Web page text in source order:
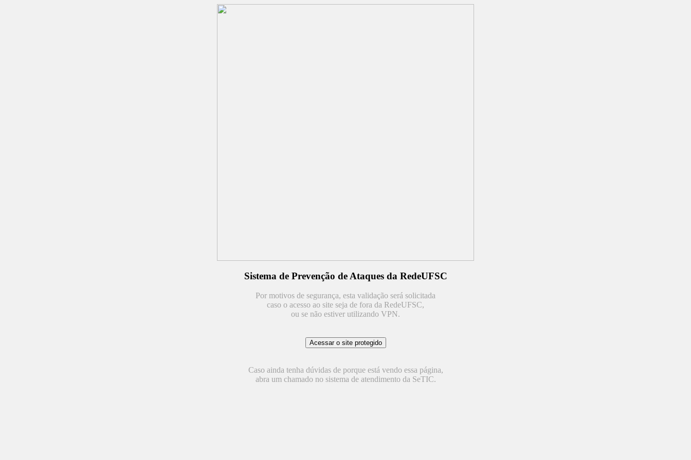
Sistema de Prevenção de Ataques da RedeUFSC
Por motivos de segurança, esta validação será solicitada
caso o acesso ao site seja de fora da RedeUFSC,
ou se não estiver utilizando VPN.
Caso ainda tenha dúvidas de porque está vendo essa página,
abra um chamado no sistema de atendimento da SeTIC.